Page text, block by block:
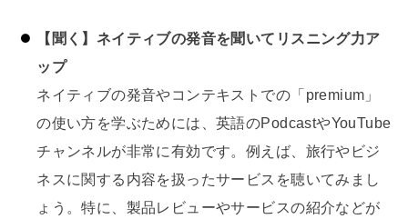
【聞く】ネイティブの発音を聞いてリスニング力ア
ップ
ネイティブの発音やコンテキストでの「premium」
の使い方を学ぶためには、英語のPodcastやYouTube
チャンネルが非常に有効です。例えば、旅行やビジ
ネスに関する内容を扱ったサービスを聴いてみまし
ょう。特に、製品レビューやサービスの紹介などが